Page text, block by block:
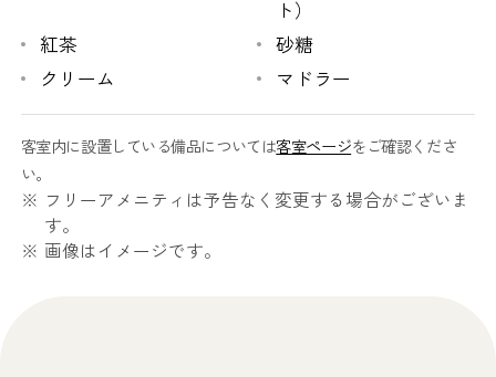
ト）
紅茶
砂糖
クリーム
マドラー
客室内に設置している備品については客室ページをご確認くださ
い。
フリーアメニティは予告なく変更する場合がございま
す。
画像はイメージです。